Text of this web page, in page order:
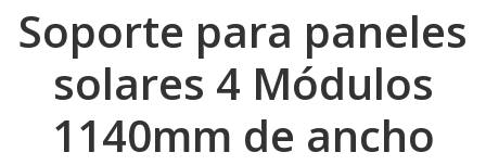
Soporte para paneles
solares 4 Módulos
1140mm de ancho